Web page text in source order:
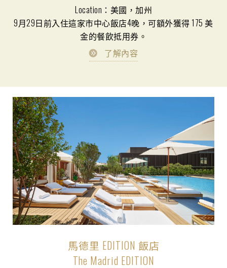
Location：美國，加州
9月29日前入住這家市中心飯店4晚，可額外獲得 175 美
金的餐飲抵用券。
了解內容
馬德里 EDITION 飯店
The Madrid EDITION